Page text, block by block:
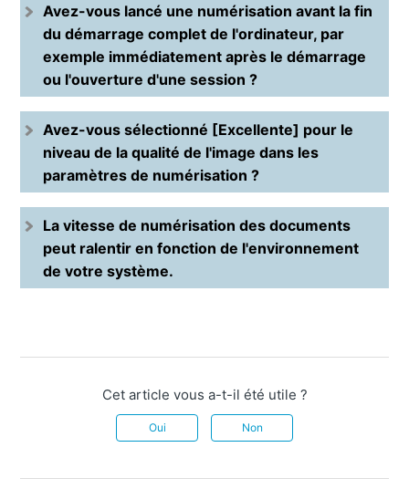
Avez-vous lancé une numérisation avant la fin
du démarrage complet de l'ordinateur, par
exemple immédiatement après le démarrage
ou l'ouverture d'une session ?
Avez-vous sélectionné [Excellente] pour le
niveau de la qualité de l'image dans les
paramètres de numérisation ?
La vitesse de numérisation des documents
peut ralentir en fonction de l'environnement
de votre système.
Cet article vous a-t-il été utile ?
Oui Non